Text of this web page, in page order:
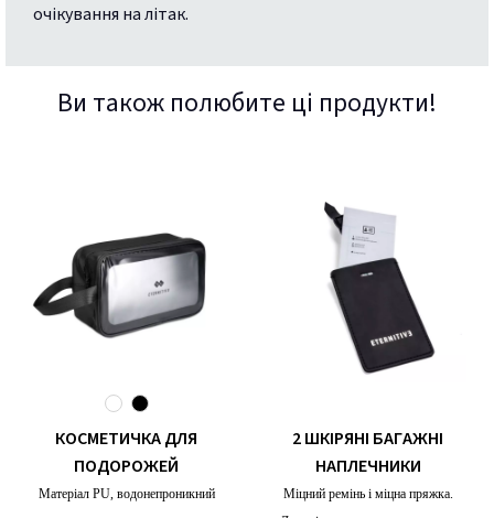
очікування на літак.
Ви також полюбите ці продукти!
КОСМЕТИЧКА ДЛЯ
ПОДОРОЖЕЙ
Матеріал PU, водонепроникний
2 ШКІРЯНІ БАГАЖНІ
НАПЛЕЧНИКИ
Міцний ремінь і міцна пряжка.